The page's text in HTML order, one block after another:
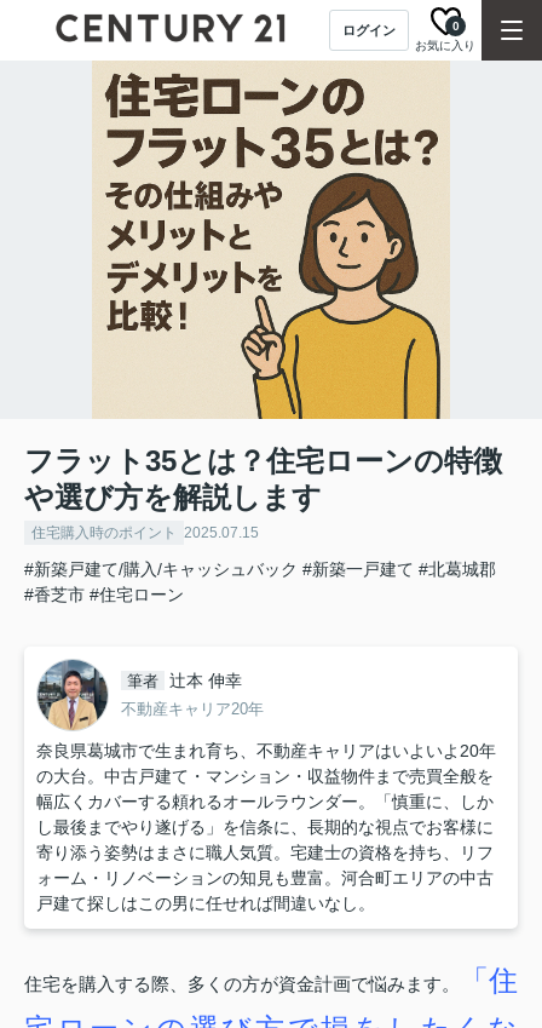
ログイン
お気に入り
0
フラット35とは？住宅ローンの特徴
や選び方を解説します
住宅購入時のポイント 2025.07.15
#新築戸建て/購入/キャッシュバック #新築一戸建て #北葛城郡
#香芝市 #住宅ローン
筆者 辻本 伸幸
不動産キャリア20年
奈良県葛城市で生まれ育ち、不動産キャリアはいよいよ20年
の大台。中古戸建て・マンション・収益物件まで売買全般を
幅広くカバーする頼れるオールラウンダー。「慎重に、しか
し最後までやり遂げる」を信条に、長期的な視点でお客様に
寄り添う姿勢はまさに職人気質。宅建士の資格を持ち、リフ
ォーム・リノベーションの知見も豊富。河合町エリアの中古
戸建て探しはこの男に任せれば間違いなし。
住宅を購入する際、多くの方が資金計画で悩みます。
「住